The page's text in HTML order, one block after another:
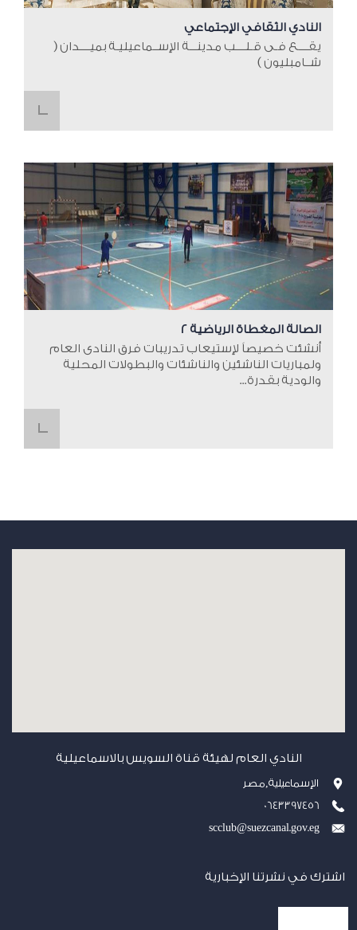
النادي الثقافي الإجتماعي
يقــــع فـى قـلــــب مدينـــة الإســماعيليـة بميــــدان (
شــامبليون )
الصالة المغطاة الرياضية 2
أنشئت خصيصاً لإستيعاب تدريبات فرق النادى العام
ولمباريات الناشئين والناشئات والبطولات المحلية
والودية بقدرة...
النادي العام لهيئة قناة السويس بالاسماعيلية
الإسماعيلية,مصر
0643397456
scclub@suezcanal.gov.eg
اشترك في نشرتنا الإخبارية